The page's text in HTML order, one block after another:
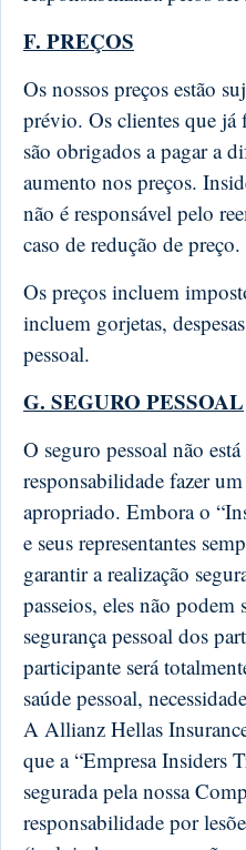
F. PREÇOS
Os nossos preços estão
prévio. Os clientes que já
são obrigados a pagar a
aumento nos preços.
não é responsável ​​pelo
caso de redução de preço.
Os preços incluem
incluem gorjetas,
pessoal.
G. SEGURO PESSOAL
O seguro pessoal não
responsabilidade fazer
apropriado. Embora o
e seus representantes
garantir a realização
passeios, eles não podem
segurança pessoal dos
participante será
saúde pessoal,
A Allianz Hellas
que a “Empresa Insiders
segurada pela nossa
responsabilidade por